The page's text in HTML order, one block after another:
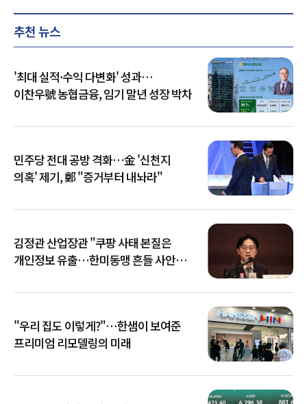
추천 뉴스
'최대 실적·수익 다변화' 성과…
이찬우號 농협금융, 임기 말년 성장 박차
민주당 전대 공방 격화…金 '신천지
의혹' 제기, 鄭 "증거부터 내놔라"
김정관 산업장관 "쿠팡 사태 본질은
개인정보 유출…한미동맹 흔들 사안
"우리 집도 이렇게?"…한샘이 보여준
프리미엄 리모델링의 미래